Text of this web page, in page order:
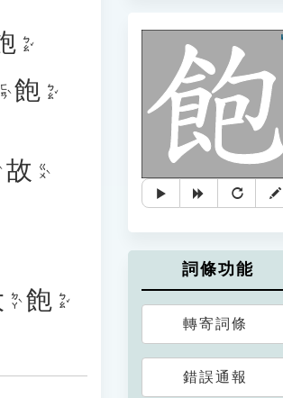
ㄅㄠˇ
ㄈㄢˋ 飽 ㄅㄠˇ
故 ㄍㄨˋ
ㄉㄚˋ 飽 ㄅㄠˇ
詞條功能
轉寄詞條
錯誤通報